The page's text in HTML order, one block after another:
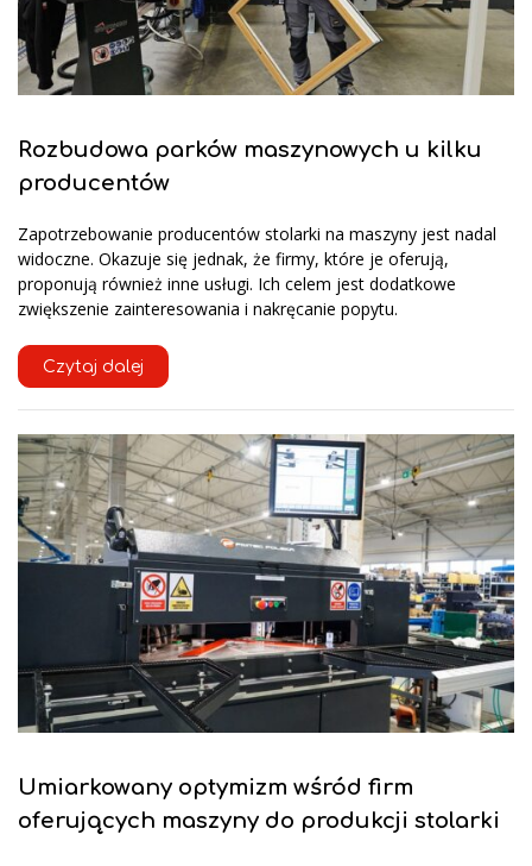
Rozbudowa parków maszynowych u kilku
producentów
Zapotrzebowanie producentów stolarki na maszyny jest nadal
widoczne. Okazuje się jednak, że firmy, które je oferują,
proponują również inne usługi. Ich celem jest dodatkowe
zwiększenie zainteresowania i nakręcanie popytu.
Czytaj dalej
Umiarkowany optymizm wśród firm
oferujących maszyny do produkcji stolarki